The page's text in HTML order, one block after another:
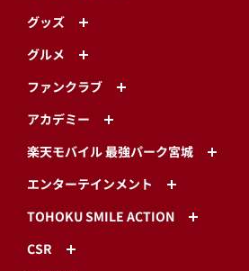
グッズ
グルメ
ファンクラブ
アカデミー
楽天モバイル 最強パーク宮城
エンターテインメント
TOHOKU SMILE ACTION
CSR